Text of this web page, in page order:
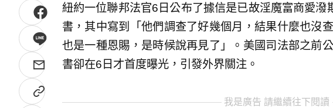
紐約一位聯邦法官6日公布了據信是已故淫魔富商愛
書，其中寫到「他們調查了好幾個月，結果什麼也沒
也是一種恩賜，是時候說再見了」。美國司法部之前
書卻在6日才首度曝光，引發外界關注。
我是廣告 請繼續往下閱讀